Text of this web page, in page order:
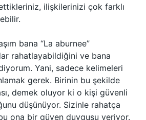
ilişkilerinizi çok farklı
bana “La aburnee”
rahatlayabildiğini ve bana
Yani, sadece kelimeleri
gerek. Birinin bu şekilde
demek oluyor ki o kişi güvenli
düşünüyor. Sizinle rahatça
ona bir güven duygusu veriyor.